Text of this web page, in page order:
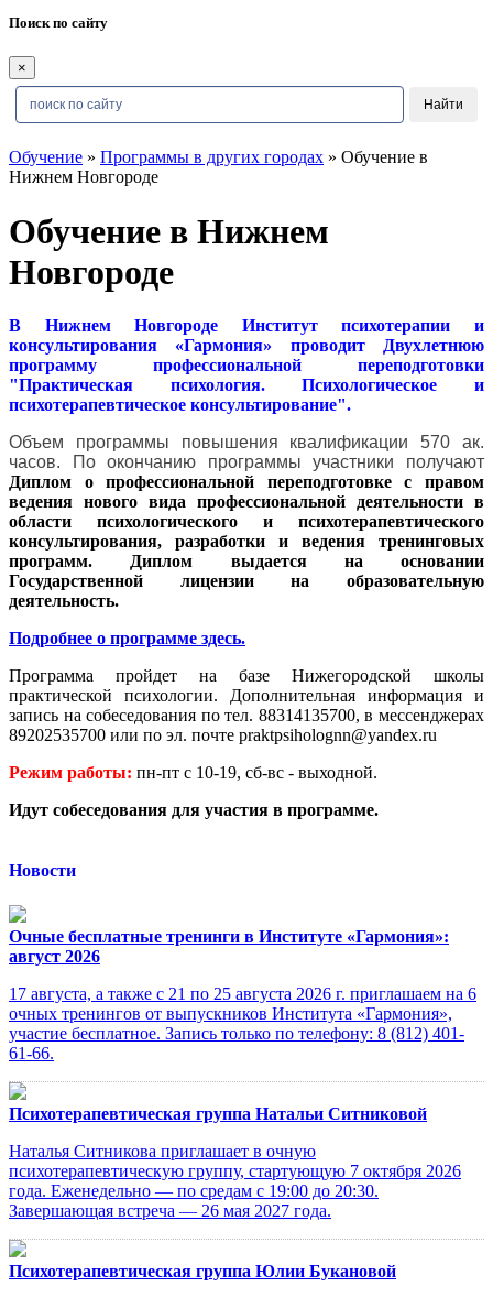
Поиск по сайту
×
Обучение » Программы в других городах » Обучение в
Нижнем Новгороде
Обучение в Нижнем
Новгороде
В Нижнем Новгороде Институт психотерапии и
консультирования «Гармония» проводит Двухлетнюю
программу профессиональной переподготовки
"Практическая психология. Психологическое и
психотерапевтическое консультирование".
Объем программы повышения квалификации 570 ак.
часов. По окончанию программы участники получают
Диплом о профессиональной переподготовке с правом
ведения нового вида профессиональной деятельности в
области психологического и психотерапевтического
консультирования, разработки и ведения тренинговых
программ. Диплом выдается на основании
Государственной лицензии на образовательную
деятельность.
Подробнее о программе здесь.
Программа пройдет на базе Нижегородской школы
практической психологии. Дополнительная информация и
запись на собеседования по тел. 88314135700, в мессенджерах
89202535700 или по эл. почте praktpsiholognn@yandex.ru
Режим работы: пн-пт с 10-19, сб-вс - выходной.
Идут собеседования для участия в программе.
Новости
Очные бесплатные тренинги в Институте «Гармония»:
август 2026
17 августа, а также с 21 по 25 августа 2026 г. приглашаем на 6
очных тренингов от выпускников Института «Гармония»,
участие бесплатное. Запись только по телефону: 8 (812) 401-
61-66.
Психотерапевтическая группа Натальи Ситниковой
Наталья Ситникова приглашает в очную
психотерапевтическую группу, стартующую 7 октября 2026
года. Еженедельно — по средам с 19:00 до 20:30.
Завершающая встреча — 26 мая 2027 года.
Психотерапевтическая группа Юлии Букановой